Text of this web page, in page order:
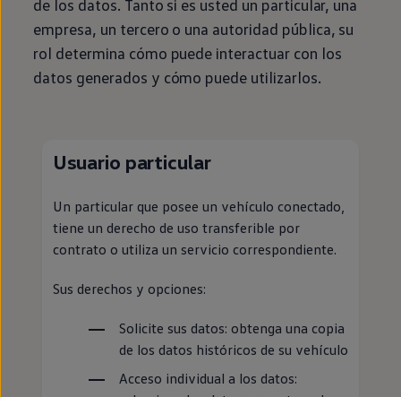
de los datos. Tanto si es usted un particular, una
empresa, un tercero o una autoridad pública, su
rol determina cómo puede interactuar con los
datos generados y cómo puede utilizarlos.
Usuario particular
Un particular que posee un vehículo conectado,
tiene un derecho de uso transferible por
contrato o utiliza un servicio correspondiente.
Sus derechos y opciones:
Solicite sus datos: obtenga una copia
de los datos históricos de su vehículo
Acceso individual a los datos: